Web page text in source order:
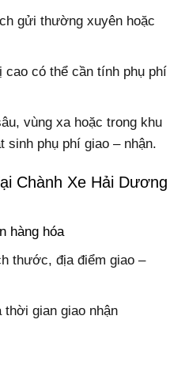
gửi thường xuyên hoặc
cao có thể cần tính phụ phí
vùng xa hoặc trong khu
sinh phụ phí giao – nhận.
Chành Xe Hải Dương
hàng hóa
thước, địa điểm giao –
gian giao nhận